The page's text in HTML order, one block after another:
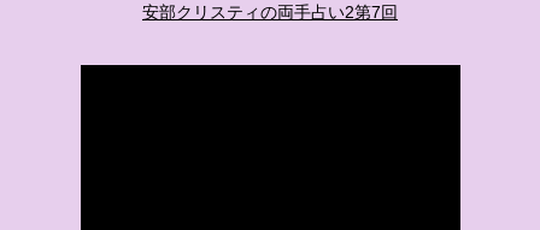
安部クリスティの両手占い2第7回